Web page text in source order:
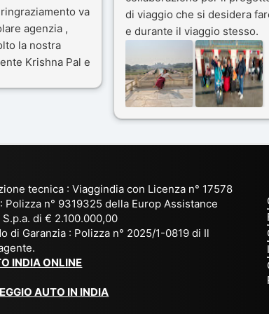
va
agenzia ,
la nostra
Krishna Pal e
agenzia
di viaggio che si desidera
e durante il viaggio stesso.
Siamo stati 3 settimane in
India a novembre 2025, 5
amici e il viaggio alla scoperta
del Rajasthan e Varanasi è
ai servizi dell' Agenzia con
per la scelta degli Hotel.
Kesar il proprietario dell'
prima di partire: molto
tecnica : Viaggindia con Licenza n° 17578
Polizza n° 9319325 della Europ Assistance
S.p.a. di € 2.100.000,00
di Garanzia : Polizza n° 2025/1-0819 di Il
INDIA ONLINE
AUTO IN INDIA